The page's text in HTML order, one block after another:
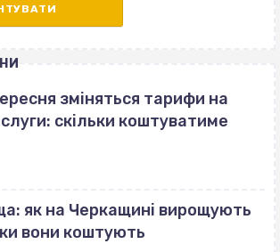
зміняться тарифи на
скільки коштуватиме
як на Черкащині вирощують
вони коштують